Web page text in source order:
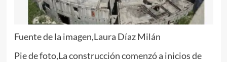
Fuente de la imagen,Laura Díaz Milán
Pie de foto,La construcción comenzó a inicios de